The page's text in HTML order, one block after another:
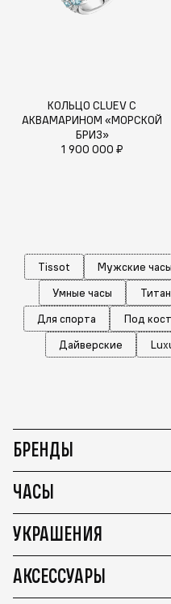
КОЛЬЦО CLUEV С
АКВАМАРИНОМ «МОРСКОЙ
БРИЗ»
1 900 000 ₽
Tissot Мужские часы
Умные часы
Для спорта
Под
Дайверские
БРЕНДЫ
ЧАСЫ
УКРАШЕНИЯ
АКСЕССУАРЫ